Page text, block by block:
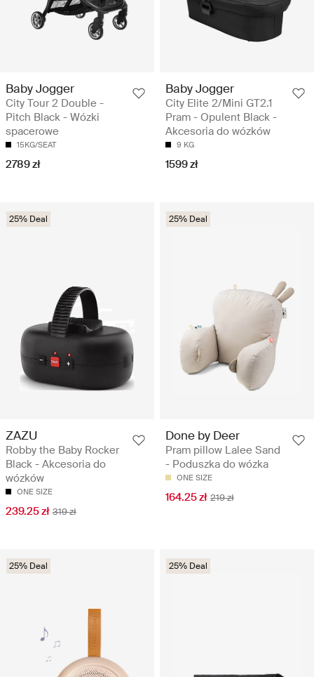
Baby Jogger
City Tour 2 Double -
Pitch Black - Wózki
spacerowe
15KG/SEAT
2789 zł
Baby Jogger
City Elite 2/Mini GT2.1
Pram - Opulent Black -
Akcesoria do wózków
9 KG
1599 zł
25% Deal
ZAZU
Robby the Baby Rocker
Black - Akcesoria do
wózków
ONE SIZE
239.25 zł 319 zł
25% Deal
Done by Deer
Pram pillow Lalee Sand
- Poduszka do wózka
ONE SIZE
164.25 zł 219 zł
25% Deal 25% Deal